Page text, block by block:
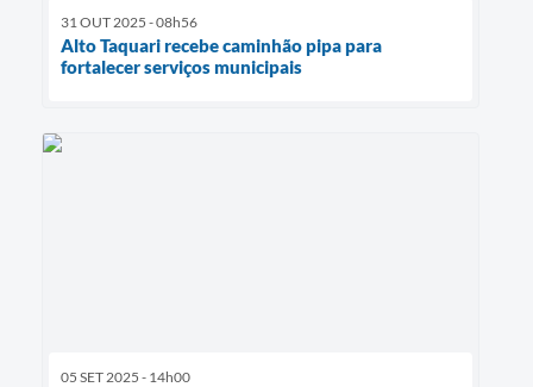
31 OUT 2025 - 08h56
Alto Taquari recebe caminhão pipa para
fortalecer serviços municipais
05 SET 2025 - 14h00